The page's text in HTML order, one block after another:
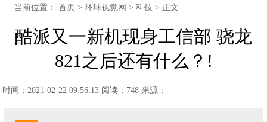
当前位置：首页 >环球视觉网 >科技 > 正文
酷派又一新机现身工信部 骁龙
821之后还有什么？!
时间：2021-02-22 09:56:13 阅读：748 来源：